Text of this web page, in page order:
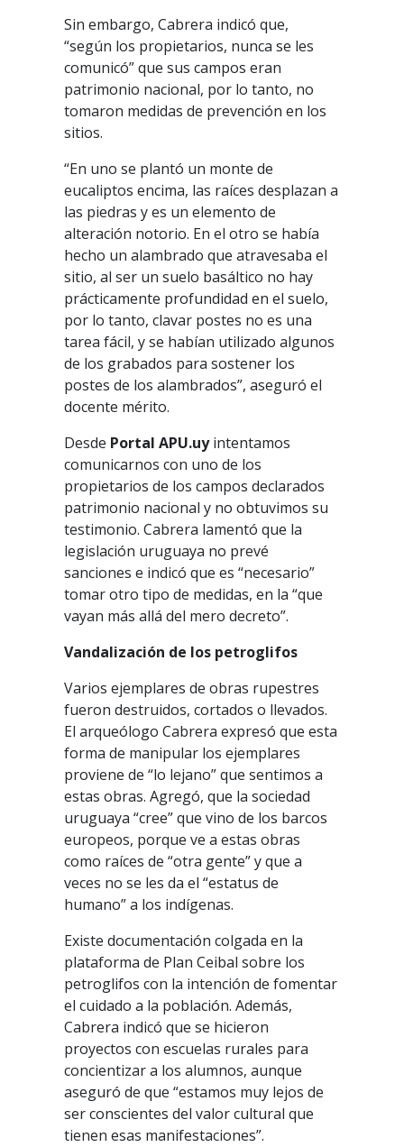
Sin embargo, Cabrera indicó que,
“según los propietarios, nunca se les
comunicó” que sus campos eran
patrimonio nacional, por lo tanto, no
tomaron medidas de prevención en los
sitios.
“En uno se plantó un monte de
eucaliptos encima, las raíces desplazan a
las piedras y es un elemento de
alteración notorio. En el otro se había
hecho un alambrado que atravesaba el
sitio, al ser un suelo basáltico no hay
prácticamente profundidad en el suelo,
por lo tanto, clavar postes no es una
tarea fácil, y se habían utilizado algunos
de los grabados para sostener los
postes de los alambrados”, aseguró el
docente mérito.
Desde Portal APU.uyintentamos
comunicarnos con uno de los
propietarios de los campos declarados
patrimonio nacional y no obtuvimos su
testimonio. Cabrera lamentó que la
legislación uruguaya no prevé
sanciones e indicó que es “necesario”
tomar otro tipo de medidas, en la “que
vayan más allá del mero decreto”.
Vandalización de los petroglifos
Varios ejemplares de obras rupestres
fueron destruidos, cortados o llevados.
El arqueólogo Cabrera expresó que esta
forma de manipular los ejemplares
proviene de “lo lejano” que sentimos a
estas obras. Agregó, que la sociedad
uruguaya “cree” que vino de los barcos
europeos, porque ve a estas obras
como raíces de “otra gente” y que a
veces no se les da el “estatus de
humano” a los indígenas.
Existe documentación colgada en la
plataforma de Plan Ceibal sobre los
petroglifos con la intención de fomentar
el cuidado a la población. Además,
Cabrera indicó que se hicieron
proyectos con escuelas rurales para
concientizar a los alumnos, aunque
aseguró de que “estamos muy lejos de
ser conscientes del valor cultural que
tienen esas manifestaciones”.